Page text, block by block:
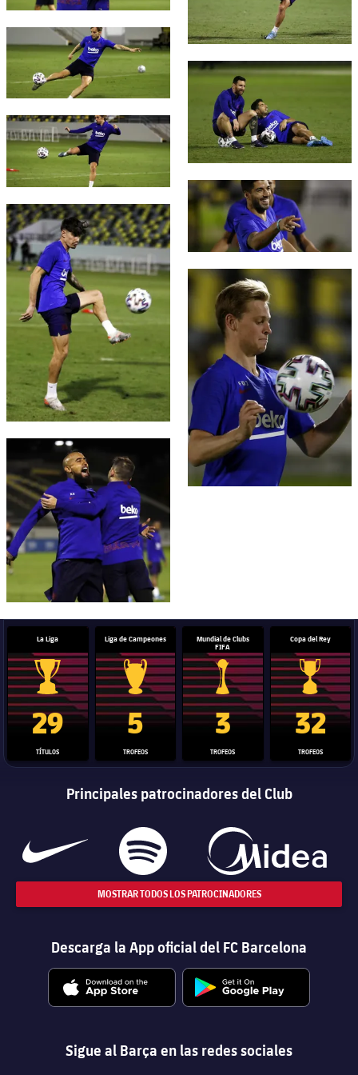
FC Barcelona club badge
FC Barcelona club badge
FC Barcelona club badge
FC Barcelona club badge
FC Barcelona club badge
FC Barcelona club badge
FC Barcelona club badge
La Liga
Trofeo de La Liga
29
TÍTULOS
Liga de Campeones
Trofeo de la Liga de Campeones
5
TROFEOS
Mundial de Clubs
FIFA
Trofeo del Mundial de
3
TROFEOS
Copa del Rey
Copa del
32
TROFEOS
Principales patrocinadores del Club
MOSTRAR TODOS LOS PATROCINADORES
Descarga la App oficial del FC Barcelona
Sigue al Barça en las redes sociales